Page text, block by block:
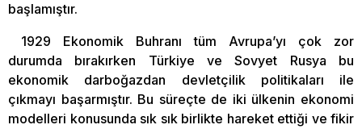
başlamıştır.
1929 Ekonomik Buhranı tüm Avrupa’yı çok zor
durumda bırakırken Türkiye ve Sovyet Rusya bu
ekonomik darboğazdan devletçilik politikaları ile
çıkmayı başarmıştır. Bu süreçte de iki ülkenin ekonomi
modelleri konusunda sık sık birlikte hareket ettiği ve fikir